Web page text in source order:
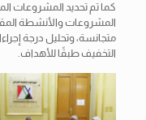
كما تم تحديد المشروعات
المشروعات والأنشطة
متجانسة، وتحليل درجة
التخفيف طبقًا للأهداف.